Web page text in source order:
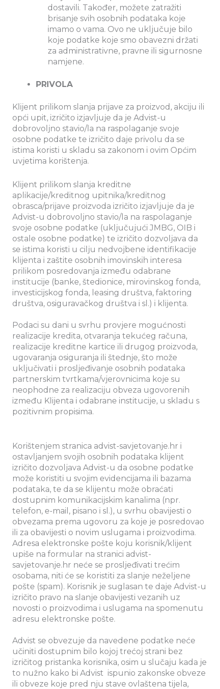
dostavili. Također, možete zatražiti
brisanje svih osobnih podataka koje
imamo o vama. Ovo ne uključuje bilo
koje podatke koje smo obavezni držati
za administrativne, pravne ili sigurnosne
namjene.
PRIVOLA
Klijent prilikom slanja prijave za proizvod, akciju ili
opći upit, izričito izjavljuje da je Advist-u
dobrovoljno stavio/la na raspolaganje svoje
osobne podatke te izričito daje privolu da se
istima koristi u skladu sa zakonom i ovim Općim
uvjetima korištenja.
Klijent prilikom slanja kreditne
aplikacije/kreditnog upitnika/kreditnog
obrasca/prijave proizvoda izričito izjavljuje da je
Advist-u dobrovoljno stavio/la na raspolaganje
svoje osobne podatke (uključujući JMBG, OIB i
ostale osobne podatke) te izričito dozvoljava da
se istima koristi u cilju nedvojbene identifikacije
klijenta i zaštite osobnih imovinskih interesa
prilikom posredovanja između odabrane
institucije (banke, štedionice, mirovinskog fonda,
investicijskog fonda, leasing društva, faktoring
društva, osiguravačkog društva i sl.) i klijenta.
Podaci su dani u svrhu provjere mogućnosti
realizacije kredita, otvaranja tekućeg računa,
realizacije kreditne kartice ili drugog proizvoda,
ugovaranja osiguranja ili štednje, što može
uključivati i prosljeđivanje osobnih podataka
partnerskim tvrtkama/vjerovnicima koje su
neophodne za realizaciju obveza ugovorenih
između Klijenta i odabrane institucije, u skladu s
pozitivnim propisima.
Korištenjem stranica advist-savjetovanje.hr i
ostavljanjem svojih osobnih podataka klijent
izričito dozvoljava Advist-u da osobne podatke
može koristiti u svojim evidencijama ili bazama
podataka, te da se klijentu može obraćati
dostupnim komunikacijskim kanalima (npr.
telefon, e-mail, pisano i sl.), u svrhu obavijesti o
obvezama prema ugovoru za koje je posredovao
ili za obavijesti o novim uslugama i proizvodima.
Adresa elektronske pošte koju korisnik/klijent
upiše na formular na stranici advist-
savjetovanje.hr neće se prosljeđivati trećim
osobama, niti će se koristiti za slanje neželjene
pošte (spam). Korisnik je suglasan te daje Advist-u
izričito pravo na slanje obavijesti vezanih uz
novosti o proizvodima i uslugama na spomenutu
adresu elektronske pošte.
Advist se obvezuje da navedene podatke neće
učiniti dostupnim bilo kojoj trećoj strani bez
izričitog pristanka korisnika, osim u slučaju kada je
to nužno kako bi Advist ispunio zakonske obveze
ili obveze koje pred nju stave ovlaštena tijela,